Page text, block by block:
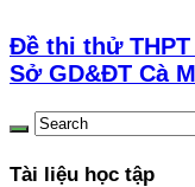
Đề thi thử THPT
Sở GD&ĐT Cà
Tài liệu học tập